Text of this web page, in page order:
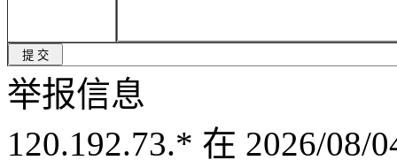
举报信息
120.192.73.* 在 2026/08/